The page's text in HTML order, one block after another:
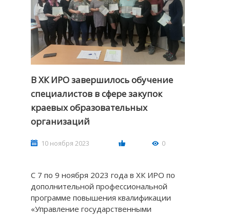
В ХК ИРО завершилось обучение
специалистов в сфере закупок
краевых образовательных
организаций
10 ноября 2023 0
С 7 по 9 ноября 2023 года в ХК ИРО по
дополнительной профессиональной
программе повышения квалификации
«Управление государственными